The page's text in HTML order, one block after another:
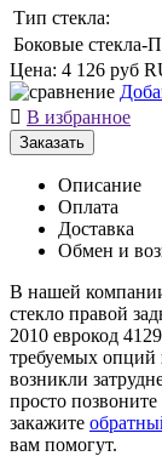
Тип стекла:
Боковые стекла-
Цена: 4 126 руб
 В избранное
Заказать
Описание
Оплата
Доставка
Обмен и
В нашей
стекло правой
2010 еврокод
требуемых опций
возникли
просто
закажите
вам помогут.